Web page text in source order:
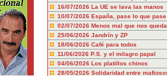
16/07/2026 La UE se lava las manos
10/07/2026 España, pase lo que pase
02/07/2026 Menos mal que nos
25/06/2026 Jandrín y ZP
18/06/2026 Café para todos
11/06/2026 P.S. y el milagro papal
04/06/2026 Los platillos chinos
28/05/2026 Solidaridad entre